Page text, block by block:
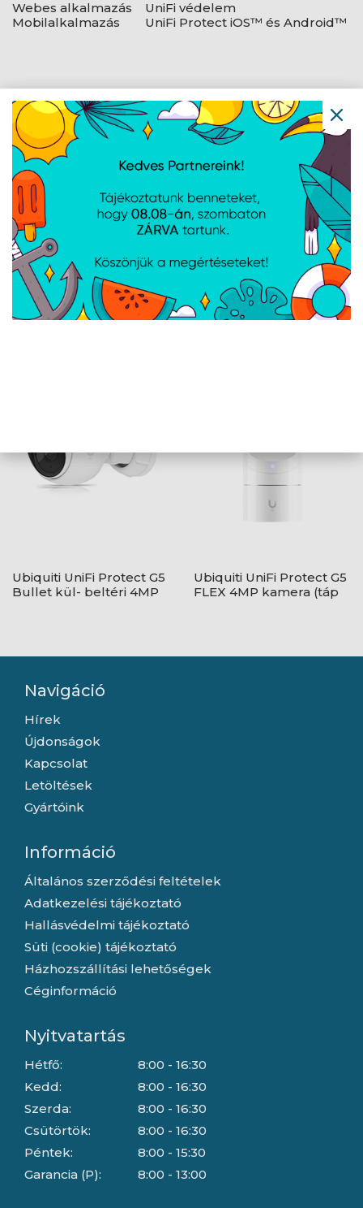
Webes alkalmazás
UniFi védelem
Mobilalkalmazás
UniFi Protect iOS™ és Android™
AJÁNLATUNKBÓL
Ubiquiti UniFi Protect G5
Bullet kül- beltéri 4MP
Ubiquiti UniFi Protect G5
FLEX 4MP kamera (táp
Navigáció
Hírek
Újdonságok
Kapcsolat
Letöltések
Gyártóink
Információ
Általános szerződési feltételek
Adatkezelési tájékoztató
Hallásvédelmi tájékoztató
Süti (cookie) tájékoztató
Házhozszállítási lehetőségek
Céginformáció
Nyitvatartás
Hétfő:
Kedd:
Szerda:
Csütörtök:
Péntek:
Garancia (P):
8:00 - 16:30
8:00 - 16:30
8:00 - 16:30
8:00 - 16:30
8:00 - 15:30
8:00 - 13:00